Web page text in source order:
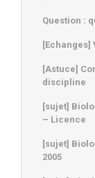
Question :
[Echanges]
[Astuce]
discipline
[sujet]
– Licence
[sujet]
2005